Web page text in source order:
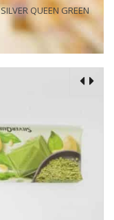
SILVER QUEEN GREEN